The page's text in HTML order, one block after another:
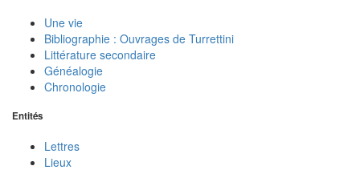
Une vie
Bibliographie : Ouvrages de Turrettini
Littérature secondaire
Généalogie
Chronologie
Entités
Lettres
Lieux